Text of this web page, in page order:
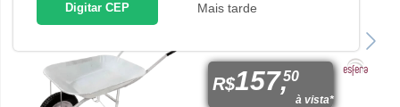
Digitar CEP Mais tarde
Carrinho de mão caçamba
R$157,50
à vista*